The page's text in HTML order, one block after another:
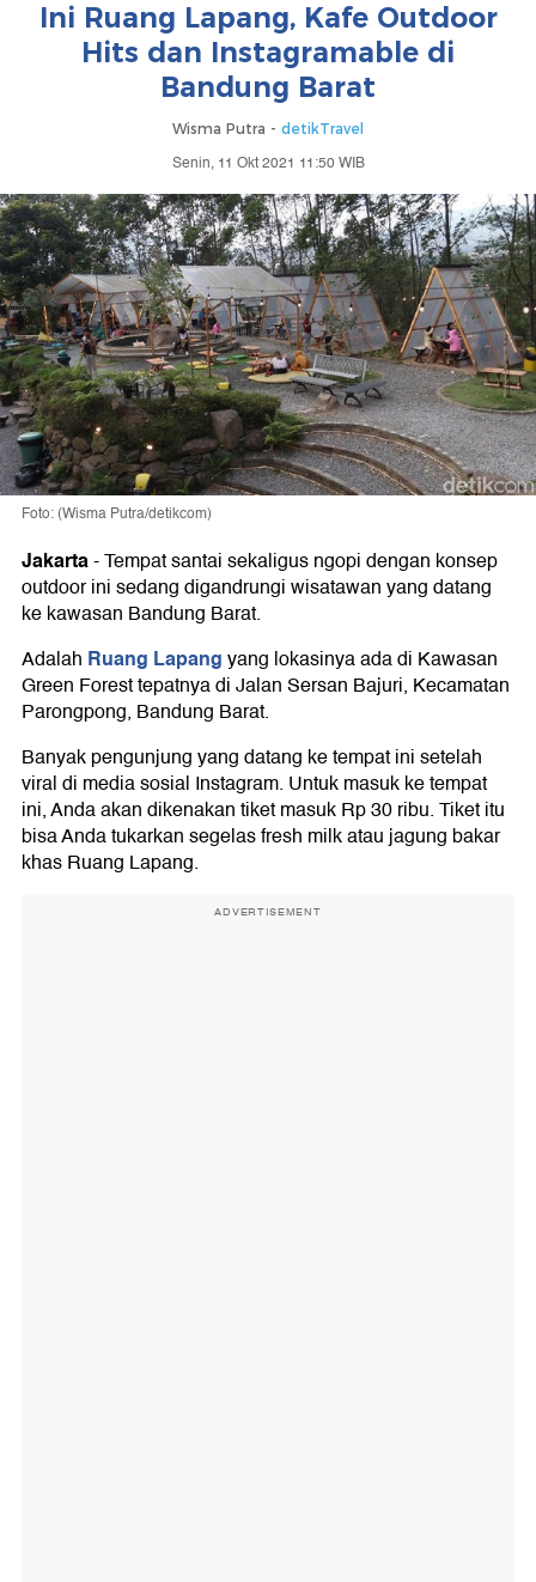
Ini Ruang Lapang, Kafe Outdoor
Hits dan Instagramable di
Bandung Barat
Wisma Putra - detikTravel
Senin, 11 Okt 2021 11:50 WIB
Foto: (Wisma Putra/detikcom)
Jakarta-Tempat santai sekaligus ngopi dengan konsep
outdoor ini sedang digandrungi wisatawan yang datang
ke kawasan Bandung Barat.
Adalah Ruang Lapangyang lokasinya ada di Kawasan
Green Forest tepatnya di Jalan Sersan Bajuri, Kecamatan
Parongpong, Bandung Barat.
Banyak pengunjung yang datang ke tempat ini setelah
viral di media sosial Instagram. Untuk masuk ke tempat
ini, Anda akan dikenakan tiket masuk Rp 30 ribu. Tiket itu
bisa Anda tukarkan segelas fresh milk atau jagung bakar
khas Ruang Lapang.
ADVERTISEMENT